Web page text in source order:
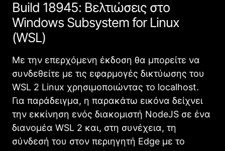
Build 18945: Βελτιώσεις στο
Windows Subsystem for Linux
(WSL)
Με την επερχόμενη έκδοση θα μπορείτε να
συνδεθείτε με τις εφαρμογές δικτύωσης του
WSL 2 Linux χρησιμοποιώντας το localhost.
Για παράδειγμα, η παρακάτω εικόνα δείχνει
την εκκίνηση ενός διακομιστή NodeJS σε ένα
διανομέα WSL 2 και, στη συνέχεια, τη
σύνδεσή του στον περιηγητή Edge με το